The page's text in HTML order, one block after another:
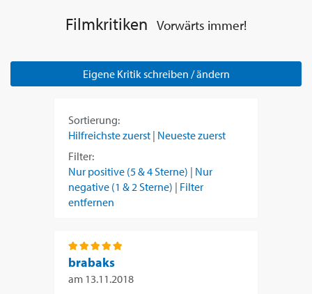
Filmkritiken Vorwärts immer!
Eigene Kritik schreiben / ändern
Sortierung:
Hilfreichste zuerst | Neueste zuerst
Filter:
Nur positive (5 & 4 Sterne) | Nur
negative (1 & 2 Sterne) | Filter
entfernen
brabaks
am 13.11.2018